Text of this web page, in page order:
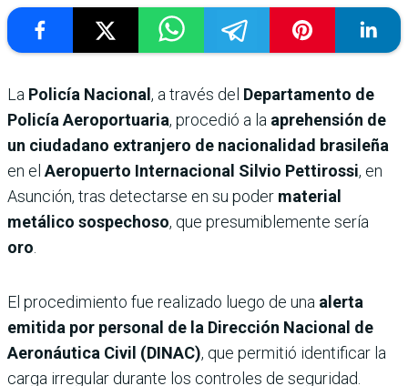
La Policía Nacional , a través del Departamento de
Policía Aeroportuaria, procedió a la aprehensión de
un ciudadano extranjero de nacionalidad brasileña
en el Aeropuerto Internacional Silvio Pettirossi, en
Asunción, tras detectarse en su poder material
metálico sospechoso, que presumiblemente sería
oro
El procedimiento fue realizado luego de una alerta
emitida por personal de la Dirección Nacional de
Aeronáutica Civil (DINAC), que permitió identificar la
carga irregular durante los controles de seguridad.